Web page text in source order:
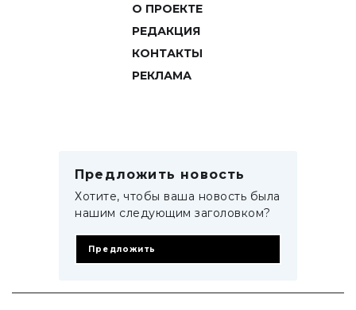
О ПРОЕКТЕ
РЕДАКЦИЯ
КОНТАКТЫ
РЕКЛАМА
Предложить новость
Хотите, чтобы ваша новость была
нашим следующим заголовком?
Предложить